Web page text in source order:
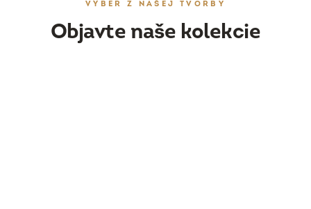
VÝBER Z NAŠEJ TVORBY
Objavte naše kolekcie
OBRÚČKY